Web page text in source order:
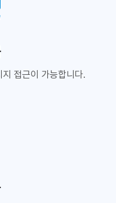
접근이 가능합니다.